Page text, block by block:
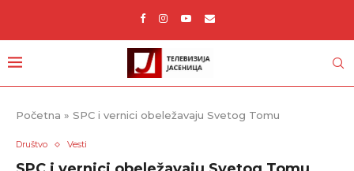
Početna » SPC i vernici obeležavaju Svetog Tomu
Društvo Vesti